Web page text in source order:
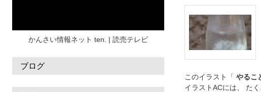
かんさい情報ネット ten. | 読売テレビ
ブログ
このイラスト「 やるこ
イラストACには、 た